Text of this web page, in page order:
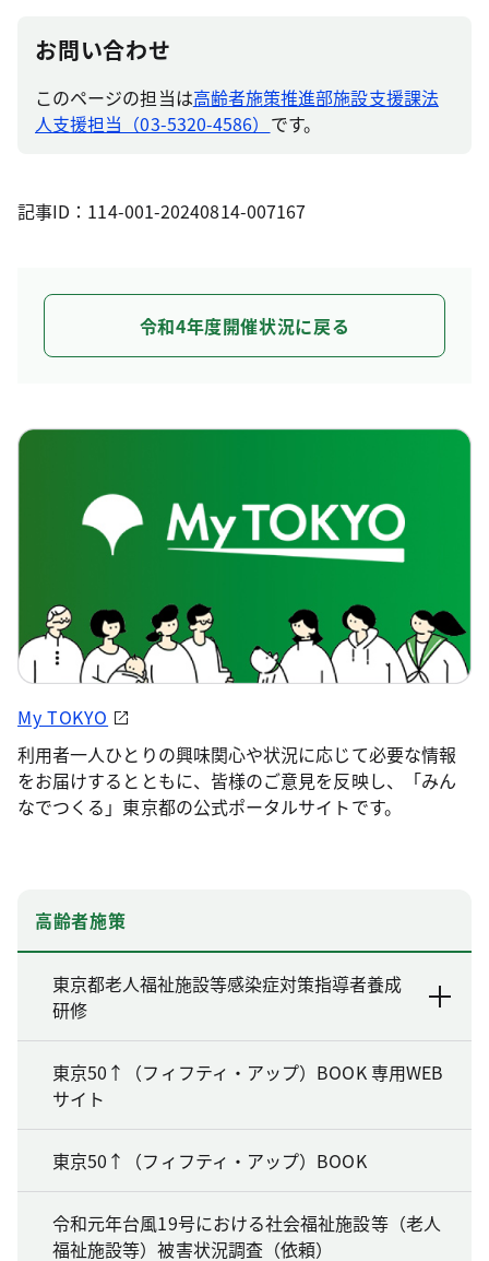
お問い合わせ
このページの担当は高齢者施策推進部施設支援課法
人支援担当（03-5320-4586） です。
記事ID：114-001-20240814-007167
令和4年度開催状況に戻る
My TOKYO
利用者一人ひとりの興味関心や状況に応じて必要な情報
をお届けするとともに、皆様のご意見を反映し、「みん
なでつくる」東京都の公式ポータルサイトです。
高齢者施策
東京都老人福祉施設等感染症対策指導者養成
研修
東京50↑（フィフティ・アップ）BOOK 専用WEB
サイト
東京50↑（フィフティ・アップ）BOOK
令和元年台風19号における社会福祉施設等（老人
福祉施設等）被害状況調査（依頼）